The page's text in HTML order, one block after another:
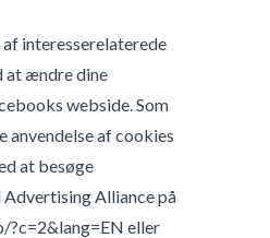
interesserelaterede
at ændre dine
webside. Som
anvendelse af cookies
at besøge
Alliance på
eller